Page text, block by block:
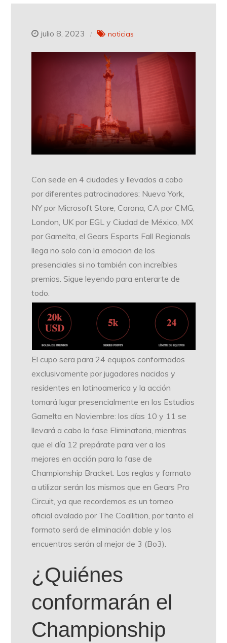
julio 8, 2023 noticias
Con sede en 4 ciudades y llevados a cabo
por diferentes patrocinadores: Nueva York,
NY por Microsoft Store, Corona, CA por CMG,
London, UK por EGL y Ciudad de México, MX
por Gamelta, el Gears Esports Fall Regionals
llega no solo con la emocion de los
presenciales si no también con increíbles
premios. Sigue leyendo para enterarte de
todo.
El cupo sera para 24 equipos conformados
exclusivamente por jugadores nacidos y
residentes en latinoamerica y la acción
tomará lugar presencialmente en los Estudios
Gamelta en Noviembre: los días 10 y 11 se
llevará a cabo la fase Eliminatoria, mientras
que el día 12 prepárate para ver a los
mejores en acción para la fase de
Championship Bracket. Las reglas y formato
a utilizar serán los mismos que en Gears Pro
Circuit, ya que recordemos es un torneo
oficial avalado por The Coallition, por tanto el
formato será de eliminación doble y los
encuentros serán al mejor de 3 (Bo3).
¿Quiénes
conformarán el
Championship